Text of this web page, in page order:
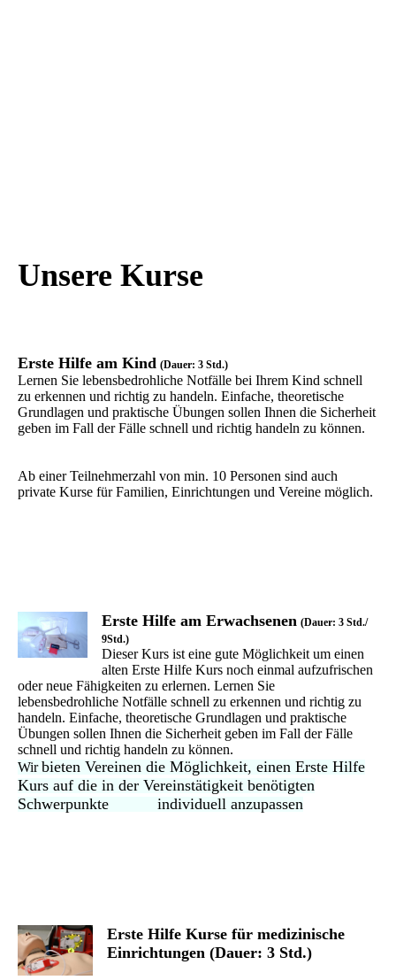
Unsere Kurse
Erste Hilfe am Kind (Dauer: 3 Std.)
Lernen Sie lebensbedrohliche Notfälle bei Ihrem Kind schnell
zu erkennen und richtig zu handeln. Einfache, theoretische
Grundlagen und praktische Übungen sollen Ihnen die Sicherheit
geben im Fall der Fälle schnell und richtig handeln zu können.
Ab einer Teilnehmerzahl von min. 10 Personen sind auch
private Kurse für Familien, Einrichtungen und Vereine möglich.
Erste Hilfe am Erwachsenen (Dauer: 3 Std./
9Std.)
Dieser Kurs ist eine gute Möglichkeit um einen
alten Erste Hilfe Kurs noch einmal aufzufrischen
oder neue Fähigkeiten zu erlernen. Lernen Sie
lebensbedrohliche Notfälle schnell zu erkennen und richtig zu
handeln. Einfache, theoretische Grundlagen und praktische
Übungen sollen Ihnen die Sicherheit geben im Fall der Fälle
schnell und richtig handeln zu können.
Wirbieten Vereinen die Möglichkeit, einen Erste Hilfe
Kurs auf die in der Vereinstätigkeit benötigten
Schwerpunkte individuell anzupassen
Erste Hilfe Kurse für medizinische
Einrichtungen (Dauer: 3 Std.)